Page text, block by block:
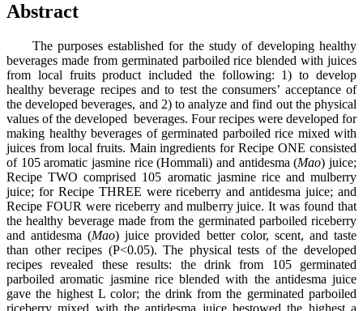
Abstract
The purposes established for the study of developing healthy
beverages made from germinated parboiled rice blended with juices
from local fruits product included the following: 1) to develop
healthy beverage recipes and to test the consumers’ acceptance of
the developed beverages, and 2) to analyze and find out the physical
values of the developed beverages. Four recipes were developed for
making healthy beverages of germinated parboiled rice mixed with
juices from local fruits. Main ingredients for Recipe ONE consisted
of 105 aromatic jasmine rice (Hommali) and antidesma (Mao) juice;
Recipe TWO comprised 105 aromatic jasmine rice and mulberry
juice; for Recipe THREE were riceberry and antidesma juice; and
Recipe FOUR were riceberry and mulberry juice. It was found that
the healthy beverage made from the germinated parboiled riceberry
and antidesma (Mao) juice provided better color, scent, and taste
than other recipes (P<0.05). The physical tests of the developed
recipes revealed these results: the drink from 105 germinated
parboiled aromatic jasmine rice blended with the antidesma juice
gave the highest L color; the drink from the germinated parboiled